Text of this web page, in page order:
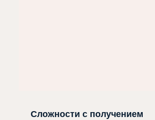
Сложности с получением